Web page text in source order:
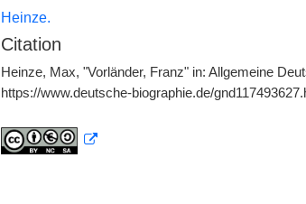
Heinze.
Citation
Heinze, Max, "Vorländer, Franz" in: Allgemeine
https://www.deutsche-biographie.de/